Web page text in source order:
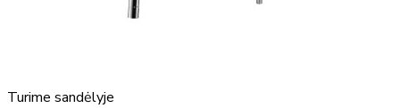
Turime sandėlyje